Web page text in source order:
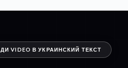
VIDEO В УКРАИНСКИЙ ТЕКСТ